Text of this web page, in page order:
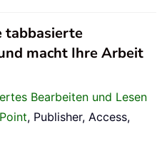
tabbasierte
macht Ihre Arbeit
Bearbeiten und Lesen
, Publisher, Access,